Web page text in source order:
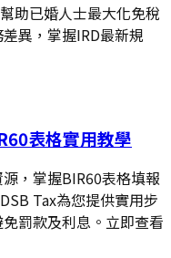
助已婚人士最大化免稅
異，掌握IRD最新規
表格實用教學
，掌握BIR60表格填報
Tax為您提供實用步
罰款及利息。立即查看